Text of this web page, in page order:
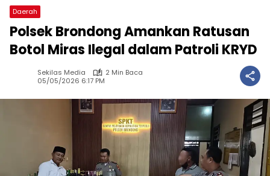
Daerah
Polsek Brondong Amankan Ratusan
Botol Miras Ilegal dalam Patroli KRYD
Sekilas Media
2 Min Baca
05/05/2026 6:17 PM